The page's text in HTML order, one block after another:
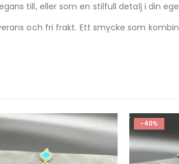
till, eller som en stilfull detalj i din
och fri frakt. Ett smycke som
-20%